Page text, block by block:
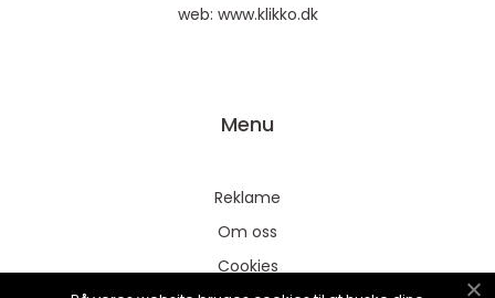
web: www.klikko.dk
Menu
Reklame
Om oss
Cookies